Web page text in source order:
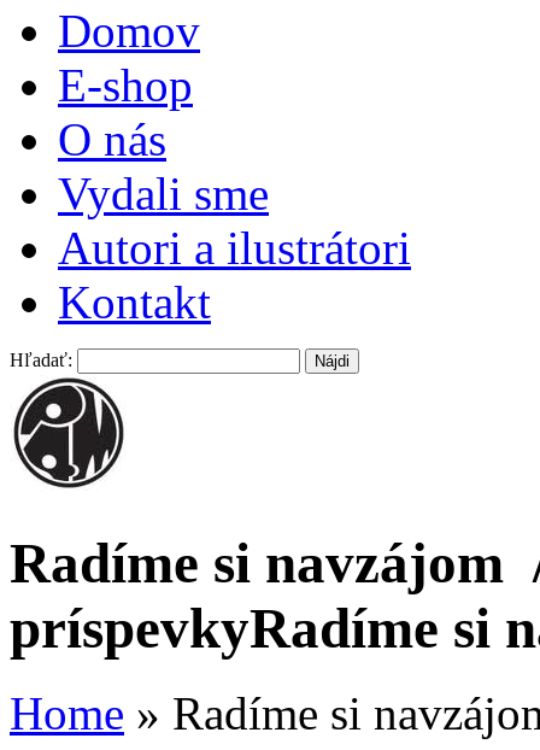
Domov
E-shop
O nás
Vydali sme
Autori a ilustrátori
Kontakt
Hľadať:
Radíme si navzájom
príspevkyRadíme si
Home » Radíme si